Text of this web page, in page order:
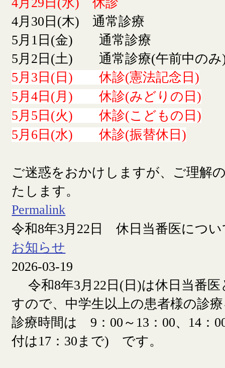
4月29日(水) 休診
4月30日(木) 通常診療
5月1日(金) 通常診療
5月2日(土) 通常診療(午前中のみ
5月3日(日) 休診(憲法記念日)
5月4日(月) 休診(みどりの日)
5月5日(火) 休診(こどもの日)
5月6日(水) 休診(振替休日)
ご迷惑をおかけしますが、ご理解
たします。
Permalink
令和8年3月22日 休日当番医につい
お知らせ
2026-03-19
令和8年3月22日(日)は休日当番
すので、中学生以上の患者様の診
診療時間は 9：00～13：00、14：
付は17：30まで) です。